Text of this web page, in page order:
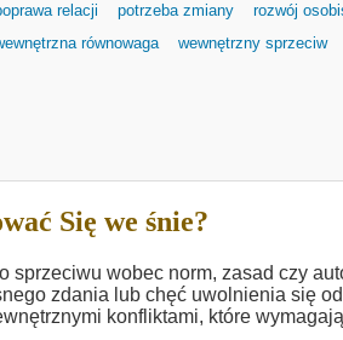
relacji
potrzeba zmiany rozwój
równowaga
wewnętrzny sprzeciw
Się we śnie?
wobec norm, zasad czy
zdania lub chęć uwolnienia się
konfliktami, które